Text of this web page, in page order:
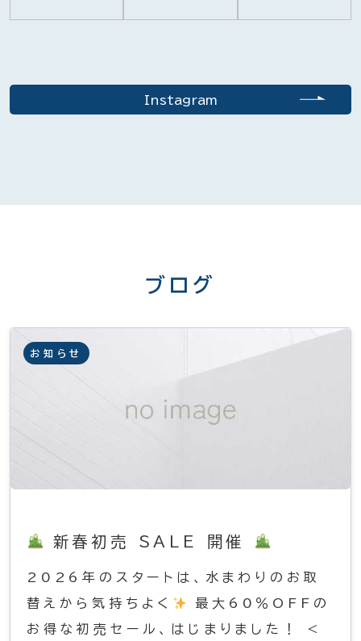
Instagram
ブログ
お知らせ
新春初売 SALE 開催
2026年のスタートは、水まわりのお取
替えから気持ちよく
最大60％OFFの
お得な初売セール、はじまりました！ <